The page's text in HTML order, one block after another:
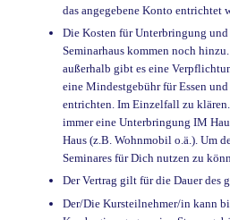
das angegebene Konto entrichtet
Die Kosten für Unterbringung
Seminarhaus kommen noch hinzu.
außerhalb gibt es eine
eine Mindestgebühr für Essen
entrichten. Im Einzelfall zu
immer eine Unterbringung IM
Haus (z.B. Wohnmobil o.ä.). Um
Seminares für Dich nutzen zu
Der Vertrag gilt für die Dauer des
Der/Die Kursteilnehmer/in kann